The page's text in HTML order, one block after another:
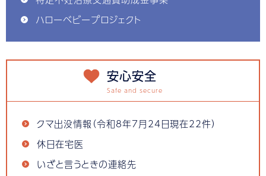
ハローベビープロジェクト
安心安全
クマ出没情報（令和8年7月24日現在22件）
休日在宅医
いざと言うときの連絡先